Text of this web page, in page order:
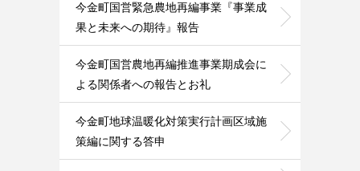
今金町国営緊急農地再編事業『事業成
果と未来への期待』報告
今金町国営農地再編推進事業期成会に
よる関係者への報告とお礼
今金町地球温暖化対策実行計画区域施
策編に関する答申